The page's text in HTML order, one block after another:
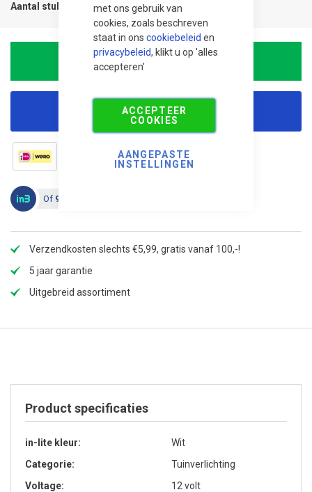
met ons gebruik van
cookies, zoals beschreven
staat in ons cookiebeleid en
privacybeleid, klikt u op 'alles
accepteren'
ACCEPTEER
COOKIES
AANGEPASTE
INSTELLINGEN
Aantal stuks
In Winkelwagen
Korting aanvragen
Of 91,33 in 3 termijnen
Verzendkosten slechts €5,99, gratis vanaf 100,-!
5 jaar garantie
Uitgebreid assortiment
Product specificaties
in-lite kleur
Wit
Categorie
Tuinverlichting
Voltage
12 volt